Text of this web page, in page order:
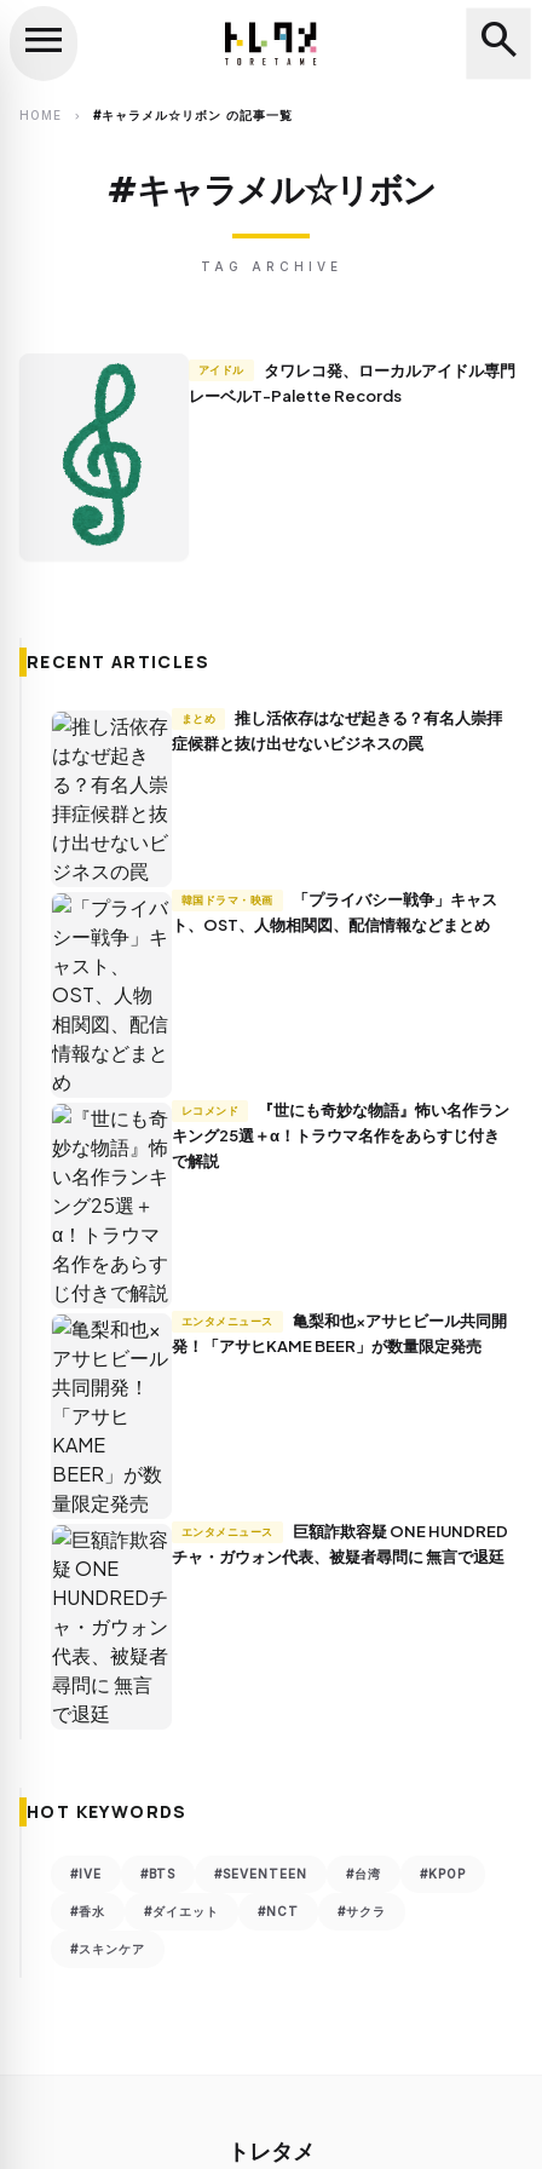
search
menu search
HOME chevron_right #キャラメル☆リボン の記事一覧
#キャラメル☆リボン
TAG ARCHIVE
アイドル
レーベルT-Palette Records
RECENT ARTICLES
まとめ
推し活依存はなぜ起きる？有名人崇拝
症候群と抜け出せないビジネスの罠
韓国ドラマ・映画
ト、OST、人物相関図、配信情報などまとめ
レコメンド
キング25選＋α！トラウマ名作をあらすじ付き
で解説
エンタメニュース
発！「アサヒKAME BEER」が数量限定発売
エンタメニュース
チャ・ガウォン代表、被疑者尋問に 無言で退廷
HOT KEYWORDS
#IVE #BTS #SEVENTEEN #台湾 #KPOP
#香水 #ダイエット #NCT #サクラ
#スキンケア
トレタメ